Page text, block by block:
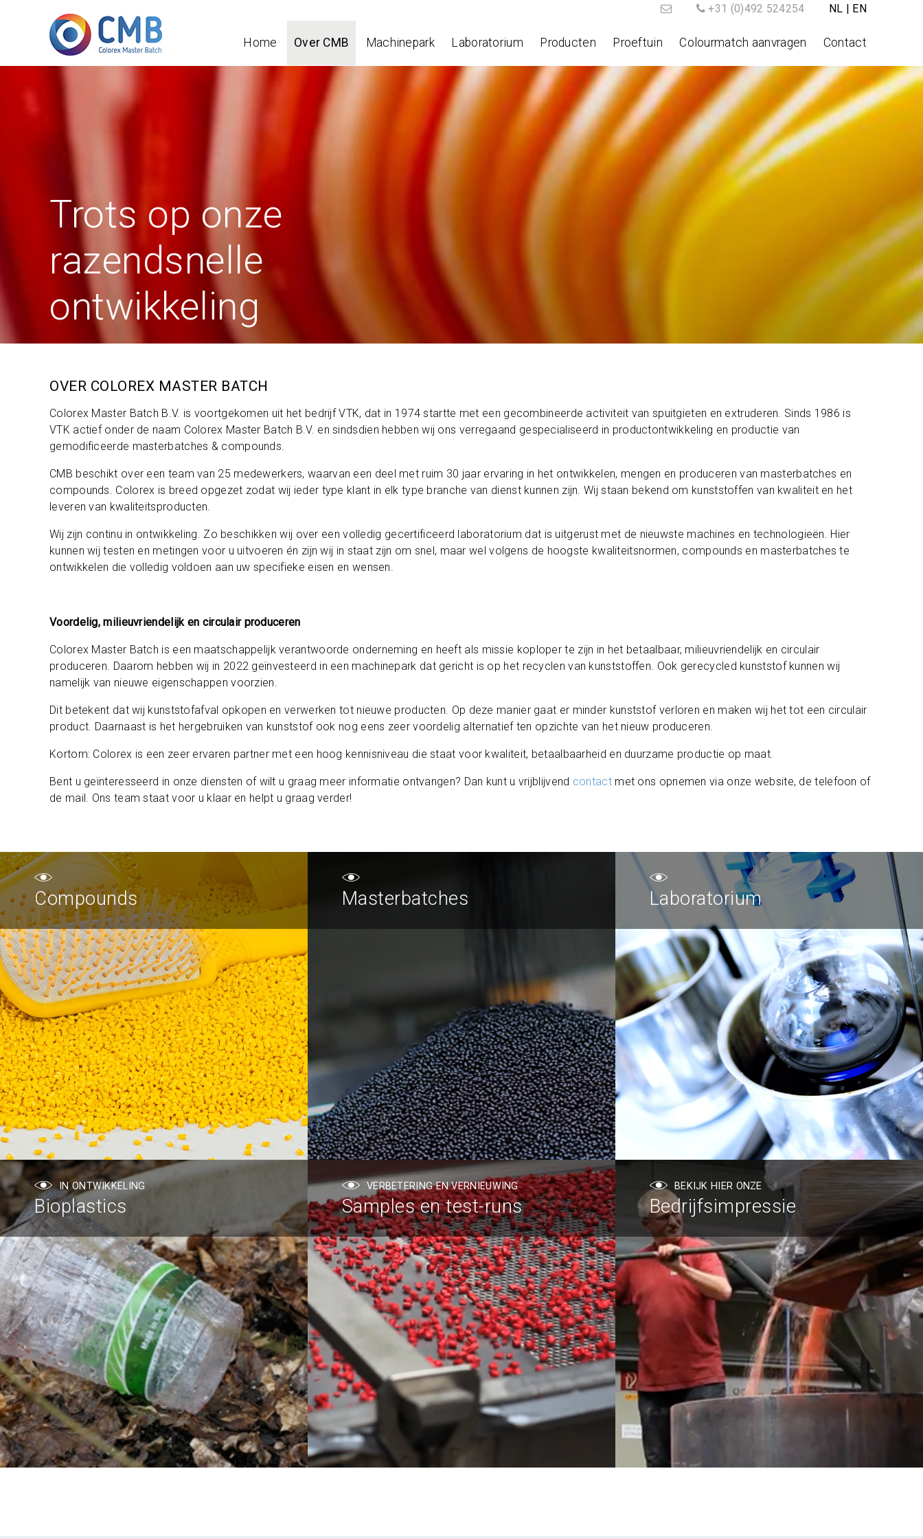
+31 (0)492 524254 NL | EN
Home Over CMB Machinepark Laboratorium Producten Proeftuin Colourmatch aanvragen Contact
Trots op onze
razendsnelle
ontwikkeling
OVER COLOREX MASTER BATCH
Colorex Master Batch B.V. is voortgekomen uit het bedrijf VTK, dat in 1974 startte met een gecombineerde activiteit van spuitgieten en extruderen. Sinds 1986 is
VTK actief onder de naam Colorex Master Batch B.V. en sindsdien hebben wij ons verregaand gespecialiseerd in productontwikkeling en productie van
gemodificeerde masterbatches & compounds.
CMB beschikt over een team van 25 medewerkers, waarvan een deel met ruim 30 jaar ervaring in het ontwikkelen, mengen en produceren van masterbatches en
compounds. Colorex is breed opgezet zodat wij ieder type klant in elk type branche van dienst kunnen zijn. Wij staan bekend om kunststoffen van kwaliteit en het
leveren van kwaliteitsproducten.
Wij zijn continu in ontwikkeling. Zo beschikken wij over een volledig gecertificeerd laboratorium dat is uitgerust met de nieuwste machines en technologieën. Hier
kunnen wij testen en metingen voor u uitvoeren én zijn wij in staat zijn om snel, maar wel volgens de hoogste kwaliteitsnormen, compounds en masterbatches te
ontwikkelen die volledig voldoen aan uw specifieke eisen en wensen.
Voordelig, milieuvriendelijk en circulair produceren
Colorex Master Batch is een maatschappelijk verantwoorde onderneming en heeft als missie koploper te zijn in het betaalbaar, milieuvriendelijk en circulair
produceren. Daarom hebben wij in 2022 geïnvesteerd in een machinepark dat gericht is op het recyclen van kunststoffen. Ook gerecycled kunststof kunnen wij
namelijk van nieuwe eigenschappen voorzien.
Dit betekent dat wij kunststofafval opkopen en verwerken tot nieuwe producten. Op deze manier gaat er minder kunststof verloren en maken wij het tot een circulair
product. Daarnaast is het hergebruiken van kunststof ook nog eens zeer voordelig alternatief ten opzichte van het nieuw produceren.
Kortom: Colorex is een zeer ervaren partner met een hoog kennisniveau die staat voor kwaliteit, betaalbaarheid en duurzame productie op maat.
Bent u geïnteresseerd in onze diensten of wilt u graag meer informatie ontvangen? Dan kunt u vrijblijvend contactmet ons opnemen via onze website, de telefoon of
de mail. Ons team staat voor u klaar en helpt u graag verder!
Compounds Masterbatches Laboratorium
IN ONTWIKKELING
Bioplastics
VERBETERING EN VERNIEUWING
Samples en test-runs
BEKIJK HIER ONZE
Bedrijfsimpressie